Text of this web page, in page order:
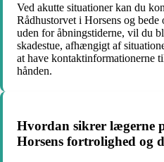
Ved akutte situationer kan du
Rådhustorvet i Horsens og
uden for åbningstiderne, vil du
skadestue, afhængigt af
at have kontaktinformationerne
hånden.
Hvordan sikrer lægerne
Horsens fortrolighed og